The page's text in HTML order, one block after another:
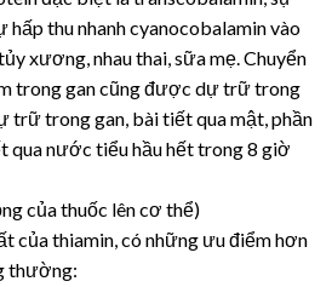
hấp thu nhanh cyanocobalamin vào
xương, nhau thai, sữa mẹ. Chuyển
trong gan cũng được dự trữ trong
trữ trong gan, bài tiết qua mật, phần
qua nước tiểu hầu hết trong 8 giờ
của thuốc lên cơ thể)
của thiamin, có những ưu điểm hơn
thường: